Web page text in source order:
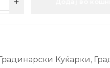
Куќарки,